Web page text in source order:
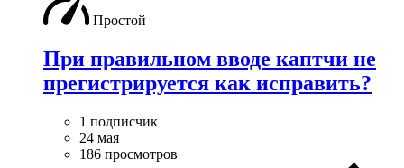
Простой
При правильном вводе каптчи не
прегистрируется как исправить?
1 подписчик
24 мая
186 просмотров